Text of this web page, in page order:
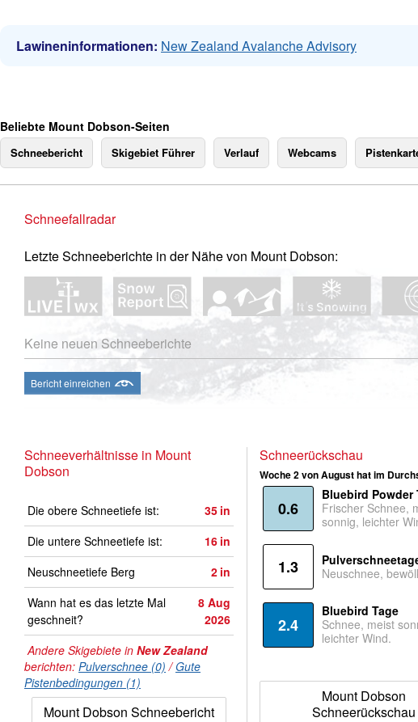
Lawineninformationen: New Zealand Avalanche Advisory
Beliebte Mount Dobson-Seiten
Schneebericht Skigebiet Führer Verlauf Webcams
Schneefallradar
Letzte Schneeberichte in der Nähe von Mount Dobson:
Keine neuen Schneeberichte
Bericht einreichen
Schneeverhältnisse in Mount
Dobson
Die obere Schneetiefe ist: 35 in
Die untere Schneetiefe ist:
16 in
Neuschneetiefe Berg
2 in
Wann hat es das letzte Mal
geschneit?
8 Aug
2026
Andere Skigebiete in New Zealand
berichten: Pulverschnee (0) /Gute
Pistenbedingungen (1)
Mount Dobson Schneebericht
Schneerückschau
Woche 2 von August hat im
0.6
Bluebird Powder
Frischer Schnee,
sonnig, leichter
1.3
Neuschnee,
2.4
Bluebird Tage
Schnee, meist
leichter Wind.
Mount Dobson
Schneerückschau